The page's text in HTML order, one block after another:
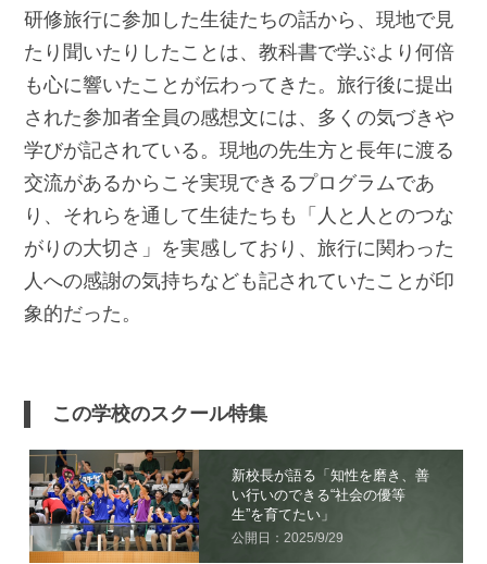
研修旅行に参加した生徒たちの話から、現地で見
たり聞いたりしたことは、教科書で学ぶより何倍
も心に響いたことが伝わってきた。旅行後に提出
された参加者全員の感想文には、多くの気づきや
学びが記されている。現地の先生方と長年に渡る
交流があるからこそ実現できるプログラムであ
り、それらを通して生徒たちも「人と人とのつな
がりの大切さ」を実感しており、旅行に関わった
人への感謝の気持ちなども記されていたことが印
象的だった。
この学校のスクール特集
新校長が語る「知性を磨き、善
い行いのできる“社会の優等
生”を育てたい」
公開日：2025/9/29